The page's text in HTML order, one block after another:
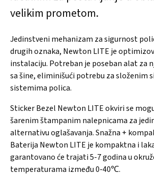
velikim prometom.
Jedinstveni mehanizam za sigurnost
drugih oznaka, Newton LITE je
instalaciju. Potreban je poseban alat za
sa šine, eliminišući potrebu za složenim
sistemima polica.
Sticker Bezel Newton LITE okviri se
šarenim štampanim nalepnicama za
alternativu oglašavanja. Snažna +
Baterija Newton LITE je kompaktna i
garantovano će trajati 5-7 godina u
temperaturama između 0-40℃.